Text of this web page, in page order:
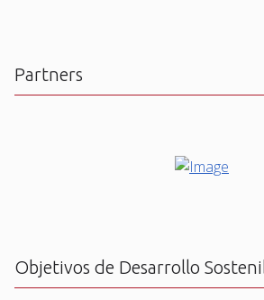
Partners
Objetivos de Desarrollo